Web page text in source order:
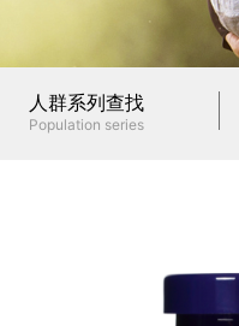
人群系列查找
Population series